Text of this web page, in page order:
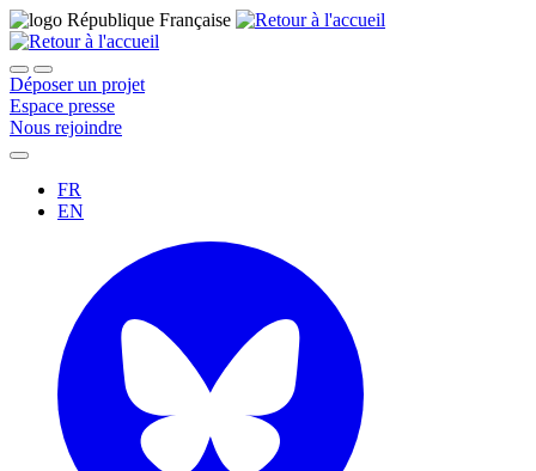
Déposer un projet
Espace presse
Nous rejoindre
FR
EN